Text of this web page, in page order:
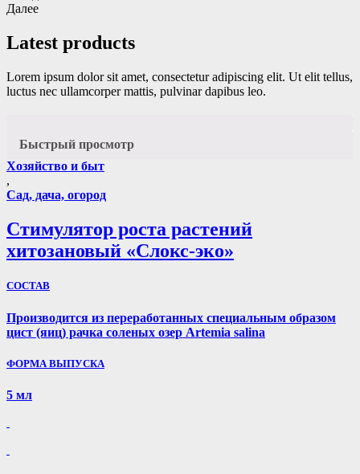
Далее
Latest products
Lorem ipsum dolor sit amet, consectetur adipiscing elit. Ut elit tellus,
luctus nec ullamcorper mattis, pulvinar dapibus leo.
Быстрый просмотр
Хозяйство и быт
,
Сад, дача, огород
Стимулятор роста растений
хитозановый «Слокс-эко»
СОСТАВ
Производится из переработанных специальным образом
цист (яиц) рачка соленых озер Artemia salina
ФОРМА ВЫПУСКА
5 мл